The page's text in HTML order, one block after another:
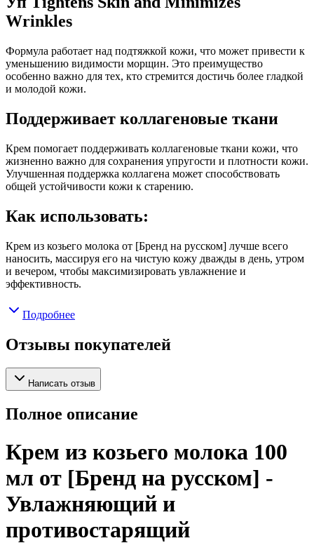
Wrinkles
Формула работает над подтяжкой кожи, что может привести к
уменьшению видимости морщин. Это преимущество
особенно важно для тех, кто стремится достичь более гладкой
и молодой кожи.
Поддерживает коллагеновые ткани
Крем помогает поддерживать коллагеновые ткани кожи, что
жизненно важно для сохранения упругости и плотности кожи.
Улучшенная поддержка коллагена может способствовать
общей устойчивости кожи к старению.
Как использовать:
Крем из козьего молока от [Бренд на русском] лучше всего
наносить, массируя его на чистую кожу дважды в день, утром
и вечером, чтобы максимизировать увлажнение и
эффективность.
Подробнее
Отзывы покупателей
Написать отзыв
Полное описание
Крем из козьего молока 100
мл от [Бренд на русском] -
Увлажняющий и
противостарящий